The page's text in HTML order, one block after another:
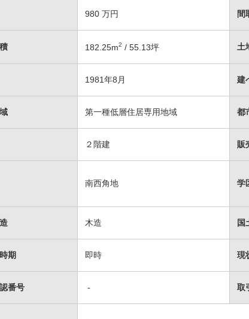
980 万円 間
182.25m2 / 55.13坪 土
1981年8月 建
第一種低層住居専用地域 都
２階建 販
南西角地 学
木造 国
期 即時 現
番号 - 取